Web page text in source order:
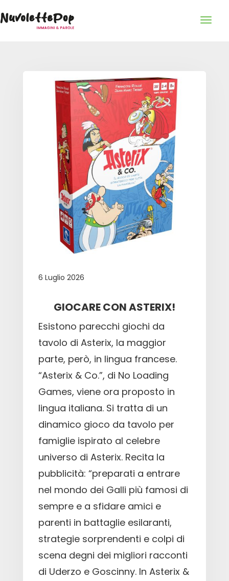
6 Luglio 2026
GIOCARE CON ASTERIX!
Esistono parecchi giochi da
tavolo di Asterix, la maggior
parte, però, in lingua francese.
“Asterix & Co.”, di No Loading
Games, viene ora proposto in
lingua italiana. Si tratta di un
dinamico gioco da tavolo per
famiglie ispirato al celebre
universo di Asterix. Recita la
pubblicità: “preparati a entrare
nel mondo dei Galli più famosi di
sempre e a sfidare amici e
parenti in battaglie esilaranti,
strategie sorprendenti e colpi di
scena degni dei migliori racconti
di Uderzo e Goscinny. In Asterix &